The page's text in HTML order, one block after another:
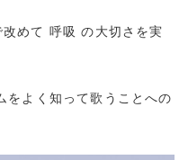
めて 呼吸 の大切さを実
をよく知って歌うことへの